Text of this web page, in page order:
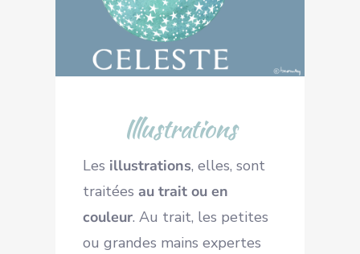
Illustrations
Les illustrations, elles, sont
traitées au trait ou en
couleur. Au trait, les petites
ou grandes mains expertes